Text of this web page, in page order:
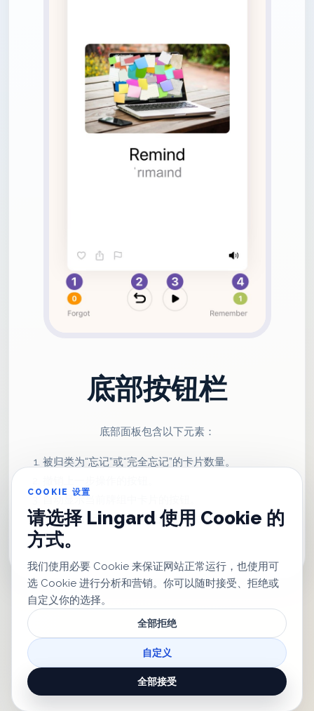
底部按钮栏
底部面板包含以下元素：
被归类为“忘记”或“完全忘记”的卡片数量。
自动显示当前牌组中卡片的按钮。
被标记为“记得”或“记得很好”的卡片数量。
© 2026 LingardFAQ
隐私政策Cookie 设置
COOKIE 设置
请选择 Lingard 使用 Cookie 的
方式。
我们使用必要 Cookie 来保证网站正常运行，也使用可
选 Cookie 进行分析和营销。你可以随时接受、拒绝或
自定义你的选择。
全部拒绝
自定义
全部接受